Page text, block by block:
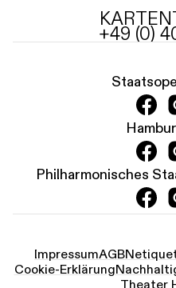
+49 (0)
Philharmonisches
ImpressumAGB
Cookie-Erklärung
Theater